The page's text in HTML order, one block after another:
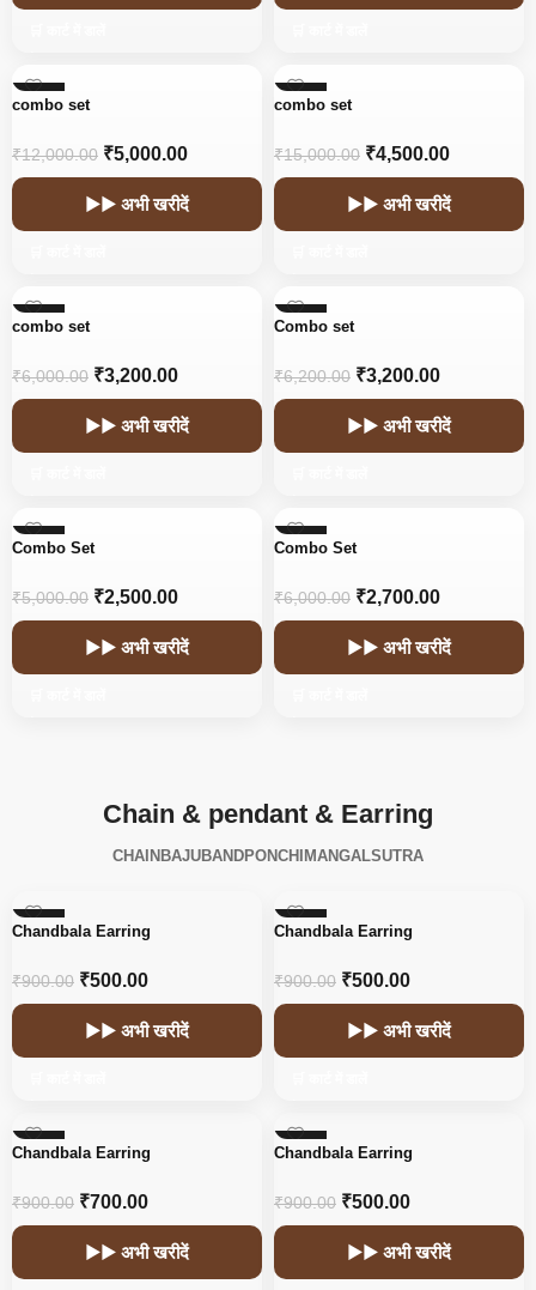
-58%
combo set
₹12,000.00 ₹5,000.00
▶▶ अभी खरीदें
-70%
combo set
₹15,000.00 ₹4,500.00
▶▶ अभी खरीदें
-47%
combo set
₹6,000.00 ₹3,200.00
▶▶ अभी खरीदें
-48%
Combo set
₹6,200.00 ₹3,200.00
▶▶ अभी खरीदें
-50%
Combo Set
₹5,000.00 ₹2,500.00
▶▶ अभी खरीदें
-55%
Combo Set
₹6,000.00 ₹2,700.00
▶▶ अभी खरीदें
Chain & pendant & Earring
CHAIN BAJUBANDPONCHI MANGALSUTRA
-44%
Chandbala Earring
₹900.00 ₹500.00
▶▶ अभी खरीदें
-44%
Chandbala Earring
₹900.00 ₹500.00
▶▶ अभी खरीदें
-22%
Chandbala Earring
₹900.00 ₹700.00
▶▶ अभी खरीदें
-44%
Chandbala Earring
₹900.00 ₹500.00
▶▶ अभी खरीदें